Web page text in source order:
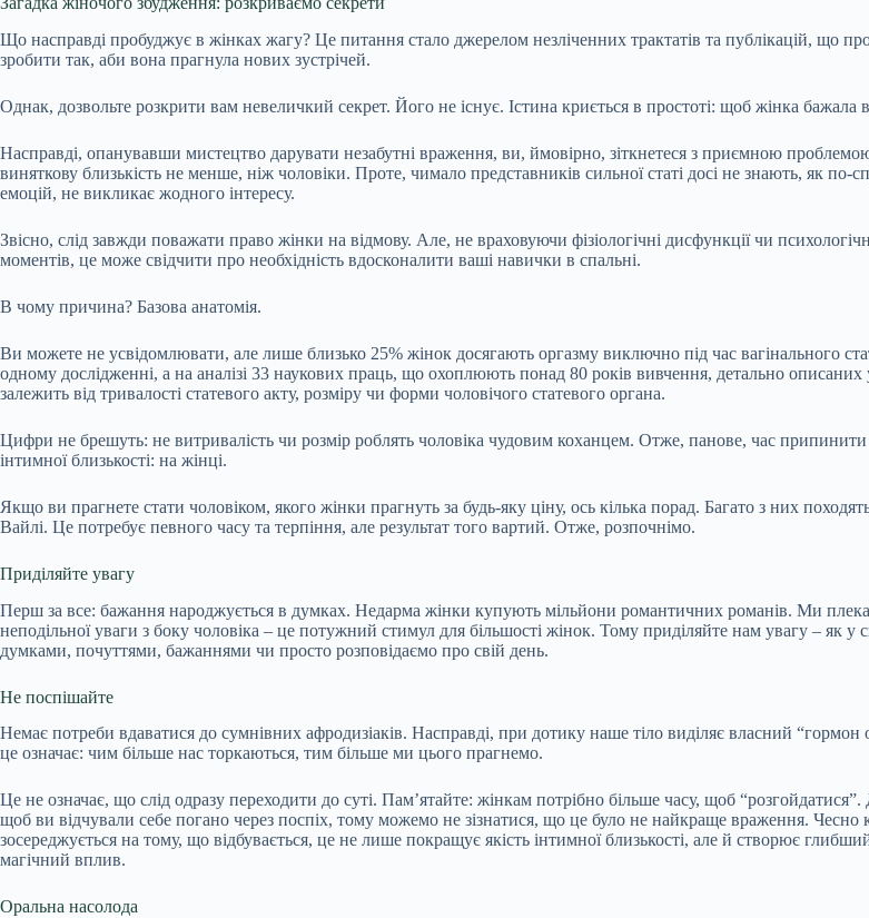
Що насправді пробуджує в жінках жагу? Це питання стало джерелом незліченних трактатів та публікацій, що
зробити так, аби вона прагнула нових зустрічей.
Однак, дозвольте розкрити вам невеличкий секрет. Його не існує. Істина криється в простоті: щоб жінка бажала
Насправді, опанувавши мистецтво дарувати незабутні враження, ви, ймовірно, зіткнетеся з приємною
виняткову близькість не менше, ніж чоловіки. Проте, чимало представників сильної статі досі не знають, як
емоцій, не викликає жодного інтересу.
Звісно, слід завжди поважати право жінки на відмову. Але, не враховуючи фізіологічні дисфункції чи
моментів, це може свідчити про необхідність вдосконалити ваші навички в спальні.
В чому причина? Базова анатомія.
Ви можете не усвідомлювати, але лише близько 25% жінок досягають оргазму виключно під час вагінального
одному дослідженні, а на аналізі 33 наукових праць, що охоплюють понад 80 років вивчення, детально
залежить від тривалості статевого акту, розміру чи форми чоловічого статевого органа.
Цифри не брешуть: не витривалість чи розмір роблять чоловіка чудовим коханцем. Отже, панове, час
інтимної близькості: на жінці.
Якщо ви прагнете стати чоловіком, якого жінки прагнуть за будь-яку ціну, ось кілька порад. Багато з них
Вайлі. Це потребує певного часу та терпіння, але результат того вартий. Отже, розпочнімо.
Приділяйте увагу
Перш за все: бажання народжується в думках. Недарма жінки купують мільйони романтичних романів. Ми
неподільної уваги з боку чоловіка – це потужний стимул для більшості жінок. Тому приділяйте нам увагу – як
думками, почуттями, бажаннями чи просто розповідаємо про свій день.
Не поспішайте
Немає потреби вдаватися до сумнівних афродизіаків. Насправді, при дотику наше тіло виділяє власний
це означає: чим більше нас торкаються, тим більше ми цього прагнемо.
Це не означає, що слід одразу переходити до суті. Пам’ятайте: жінкам потрібно більше часу, щоб
щоб ви відчували себе погано через поспіх, тому можемо не зізнатися, що це було не найкраще враження.
зосереджується на тому, що відбувається, це не лише покращує якість інтимної близькості, але й створює
магічний вплив.
Оральна насолода